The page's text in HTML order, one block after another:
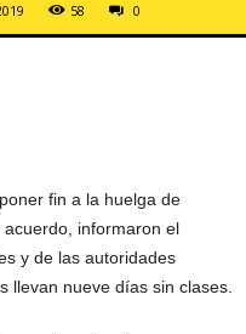
58 0
fin a la huelga de
informaron el
y de las autoridades
llevan nueve días sin clases.